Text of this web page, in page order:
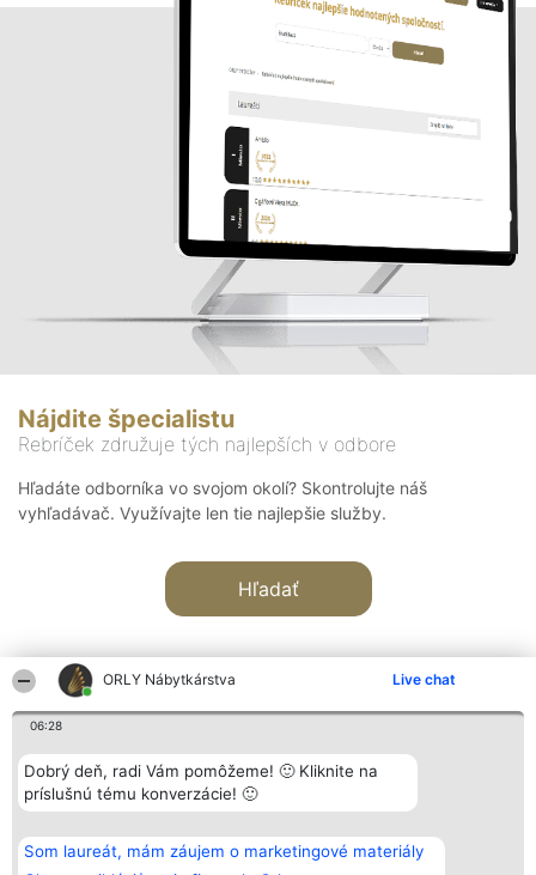
ORLY Nábytkárstva Live chat
06:28
Dobrý deň, radi Vám pomôžeme! 🙂 Kliknite na
príslušnú tému konverzácie! 🙂
Som laureát, mám záujem o marketingové materiály
Nájdite špecialistu
Rebríček združuje tých najlepších v odbore
Hľadáte odborníka vo svojom okolí? Skontrolujte náš
vyhľadávač. Využívajte len tie najlepšie služby.
Hľadať
Organizátor hodnotenia
Bright Side Solutions sp. z o.
o. sp. k.
Wrocław 50-079
KRS 0000749100 | Regon
381313360 | NIP 8943132676
Hodnotenie
Laureáti
Lista
Laureatów
Podmienky
Obchodné
Kontakt
Kontakt